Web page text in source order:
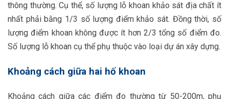
thông thường. Cụ thể, số lượng lỗ khoan khảo sát địa chất ít
nhất phải bằng 1/3 số lượng điểm khảo sát. Đồng thời, số
lượng điểm khoan không được ít hơn 2/3 tổng số điểm đo.
Số lượng lỗ khoan cụ thể phụ thuộc vào loại dự án xây dựng.
Khoảng cách giữa hai hố khoan
Khoảng cách giữa các điểm đo thường từ 50-200m, phụ